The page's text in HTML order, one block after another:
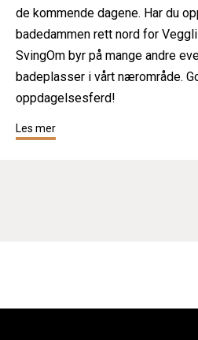
de kommende dagene. Har du
badedammen rett nord for
SvingOm byr på mange andre
badeplasser i vårt nærområde.
oppdagelsesferd!
Les mer